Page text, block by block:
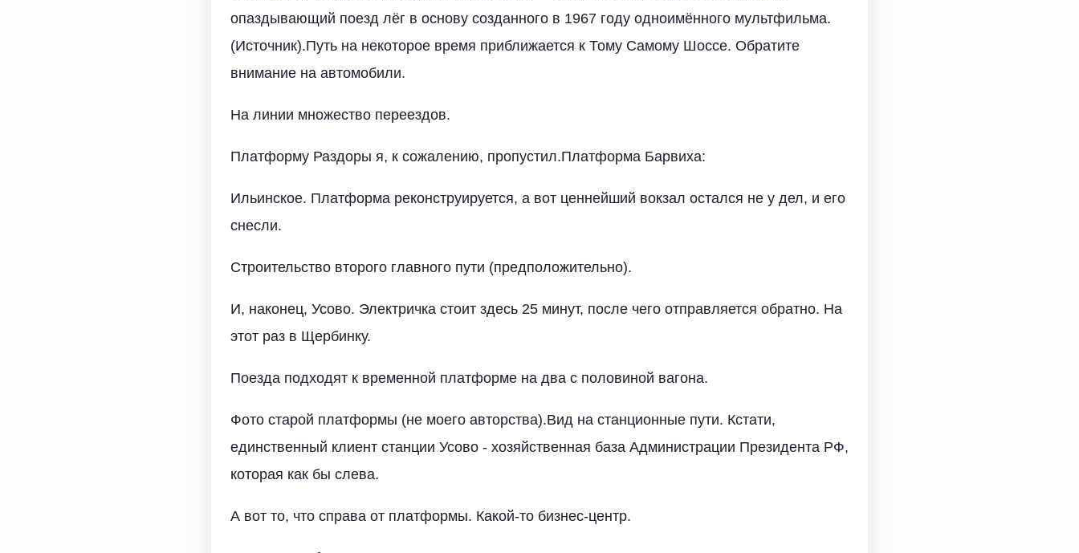
опаздывающий поезд лёг в основу созданного в 1967 году одноимённого мультфильма.
(Источник).Путь на некоторое время приближается к Тому Самому Шоссе. Обратите
внимание на автомобили.
На линии множество переездов.
Платформу Раздоры я, к сожалению, пропустил.Платформа Барвиха:
Ильинское. Платформа реконструируется, а вот ценнейший вокзал остался не у дел, и его
снесли.
Строительство второго главного пути (предположительно).
И, наконец, Усово. Электричка стоит здесь 25 минут, после чего отправляется обратно. На
этот раз в Щербинку.
Поезда подходят к временной платформе на два с половиной вагона.
Фото старой платформы (не моего авторства).Вид на станционные пути. Кстати,
единственный клиент станции Усово - хозяйственная база Администрации Президента РФ,
которая как бы слева.
А вот то, что справа от платформы. Какой-то бизнес-центр.